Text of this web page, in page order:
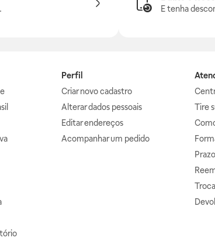
E tenha
Perfil
Criar novo cadastro
Alterar dados pessoais
Editar endereços
Acompanhar um pedido
Tire
Troca